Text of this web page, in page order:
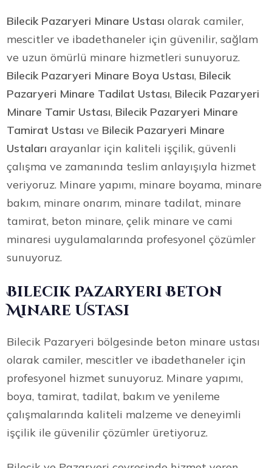
Bilecik Pazaryeri Minare Ustası olarak camiler,
mescitler ve ibadethaneler için güvenilir, sağlam
ve uzun ömürlü minare hizmetleri sunuyoruz.
Bilecik Pazaryeri Minare Boya Ustası, Bilecik
Pazaryeri Minare Tadilat Ustası, Bilecik Pazaryeri
Minare Tamir Ustası, Bilecik Pazaryeri Minare
Tamirat Ustası ve Bilecik Pazaryeri Minare
Ustaları arayanlar için kaliteli işçilik, güvenli
çalışma ve zamanında teslim anlayışıyla hizmet
veriyoruz. Minare yapımı, minare boyama, minare
bakım, minare onarım, minare tadilat, minare
tamirat, beton minare, çelik minare ve cami
minaresi uygulamalarında profesyonel çözümler
sunuyoruz.
Bilecik Pazaryeri Beton
Minare Ustası
Bilecik Pazaryeri bölgesinde beton minare ustası
olarak camiler, mescitler ve ibadethaneler için
profesyonel hizmet sunuyoruz. Minare yapımı,
boya, tamirat, tadilat, bakım ve yenileme
çalışmalarında kaliteli malzeme ve deneyimli
işçilik ile güvenilir çözümler üretiyoruz.